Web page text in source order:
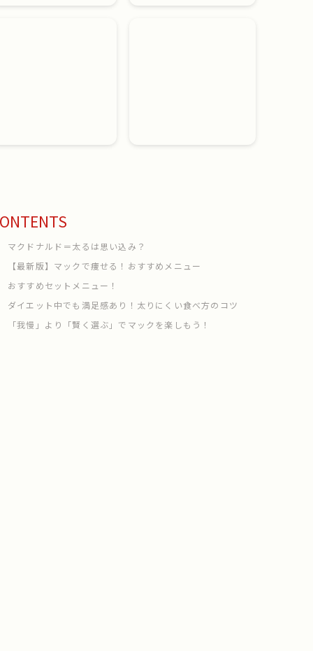
マクドナルド＝太るは思い込み？
【最新版】マックで痩せる！おすすめメニュー
おすすめセットメニュー！
ダイエット中でも満足感あり！太りにくい食べ方のコツ
「我慢」より「賢く選ぶ」でマックを楽しもう！